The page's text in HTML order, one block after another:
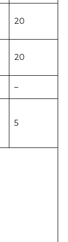
20
20
–
5